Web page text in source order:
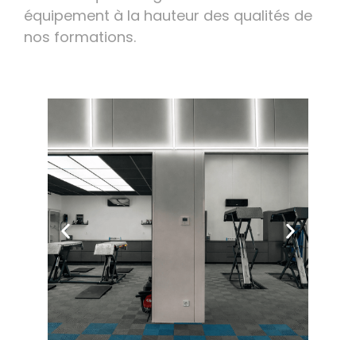
équipement à la hauteur des qualités de
nos formations.